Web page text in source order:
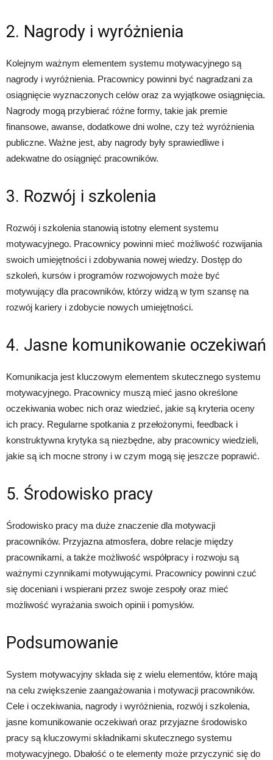
2. Nagrody i wyróżnienia
Kolejnym ważnym elementem systemu motywacyjnego są
nagrody i wyróżnienia. Pracownicy powinni być nagradzani za
osiągnięcie wyznaczonych celów oraz za wyjątkowe osiągnięcia.
Nagrody mogą przybierać różne formy, takie jak premie
finansowe, awanse, dodatkowe dni wolne, czy też wyróżnienia
publiczne. Ważne jest, aby nagrody były sprawiedliwe i
adekwatne do osiągnięć pracowników.
3. Rozwój i szkolenia
Rozwój i szkolenia stanowią istotny element systemu
motywacyjnego. Pracownicy powinni mieć możliwość rozwijania
swoich umiejętności i zdobywania nowej wiedzy. Dostęp do
szkoleń, kursów i programów rozwojowych może być
motywujący dla pracowników, którzy widzą w tym szansę na
rozwój kariery i zdobycie nowych umiejętności.
4. Jasne komunikowanie oczekiwań
Komunikacja jest kluczowym elementem skutecznego systemu
motywacyjnego. Pracownicy muszą mieć jasno określone
oczekiwania wobec nich oraz wiedzieć, jakie są kryteria oceny
ich pracy. Regularne spotkania z przełożonymi, feedback i
konstruktywna krytyka są niezbędne, aby pracownicy wiedzieli,
jakie są ich mocne strony i w czym mogą się jeszcze poprawić.
5. Środowisko pracy
Środowisko pracy ma duże znaczenie dla motywacji
pracowników. Przyjazna atmosfera, dobre relacje między
pracownikami, a także możliwość współpracy i rozwoju są
ważnymi czynnikami motywującymi. Pracownicy powinni czuć
się doceniani i wspierani przez swoje zespoły oraz mieć
możliwość wyrażania swoich opinii i pomysłów.
Podsumowanie
System motywacyjny składa się z wielu elementów, które mają
na celu zwiększenie zaangażowania i motywacji pracowników.
Cele i oczekiwania, nagrody i wyróżnienia, rozwój i szkolenia,
jasne komunikowanie oczekiwań oraz przyjazne środowisko
pracy są kluczowymi składnikami skutecznego systemu
motywacyjnego. Dbałość o te elementy może przyczynić się do